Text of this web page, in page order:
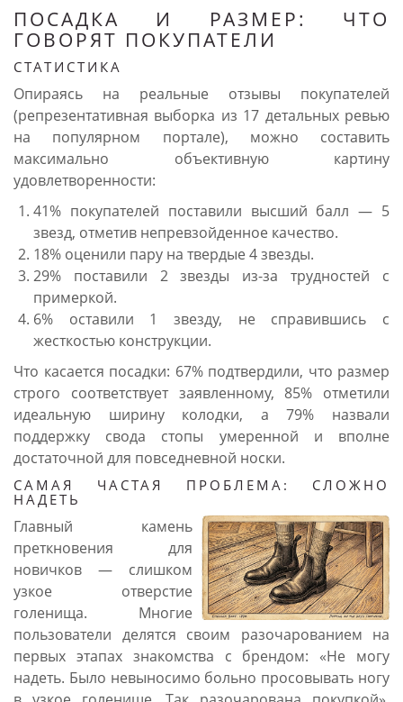
ПОСАДКА И РАЗМЕР: ЧТО
ГОВОРЯТ ПОКУПАТЕЛИ
СТАТИСТИКА
Опираясь на реальные отзывы покупателей
(репрезентативная выборка из 17 детальных ревью
на популярном портале), можно составить
максимально объективную картину
удовлетворенности:
41% покупателей поставили высший балл — 5
звезд, отметив непревзойденное качество.
18% оценили пару на твердые 4 звезды.
29% поставили 2 звезды из-за трудностей с
примеркой.
6% оставили 1 звезду, не справившись с
жесткостью конструкции.
Что касается посадки: 67% подтвердили, что размер
строго соответствует заявленному, 85% отметили
идеальную ширину колодки, а 79% назвали
поддержку свода стопы умеренной и вполне
достаточной для повседневной носки.
САМАЯ ЧАСТАЯ ПРОБЛЕМА: СЛОЖНО
НАДЕТЬ
Главный камень
преткновения для
новичков — слишком
узкое отверстие
голенища. Многие
пользователи делятся своим разочарованием на
первых этапах знакомства с брендом: «Не могу
надеть. Было невыносимо больно просовывать ногу